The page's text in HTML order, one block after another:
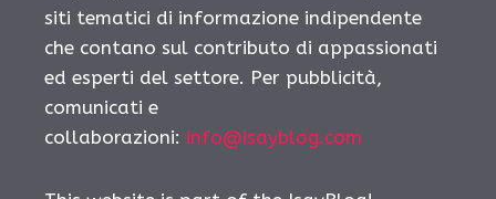
siti tematici di informazione indipendente
che contano sul contributo di appassionati
ed esperti del settore. Per pubblicità,
comunicati e
collaborazioni: info@isayblog.com